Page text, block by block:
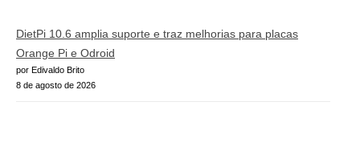
DietPi 10.6 amplia suporte e traz melhorias para placas
Orange Pi e Odroid
por Edivaldo Brito
8 de agosto de 2026